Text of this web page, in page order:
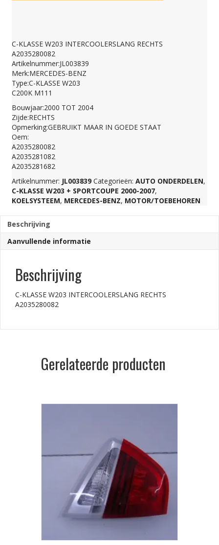
W203
INTERCOOLERSLANG
RECHTS
A2035280082
aantal
C-KLASSE W203 INTERCOOLERSLANG RECHTS
A2035280082
Artikelnummer:JL003839
Merk:MERCEDES-BENZ
Type:C-KLASSE W203
C200K M111
Bouwjaar:2000 TOT 2004
Zijde:RECHTS
Opmerking:GEBRUIKT MAAR IN GOEDE STAAT
Oem:
A2035280082
A2035281082
A2035281682
Artikelnummer: JL003839 Categorieën: AUTO ONDERDELEN,
C-KLASSE W203 + SPORTCOUPE 2000-2007,
KOELSYSTEEM, MERCEDES-BENZ, MOTOR/TOEBEHOREN
Beschrijving
Aanvullende informatie
Beschrijving
C-KLASSE W203 INTERCOOLERSLANG RECHTS
A2035280082
Gerelateerde producten